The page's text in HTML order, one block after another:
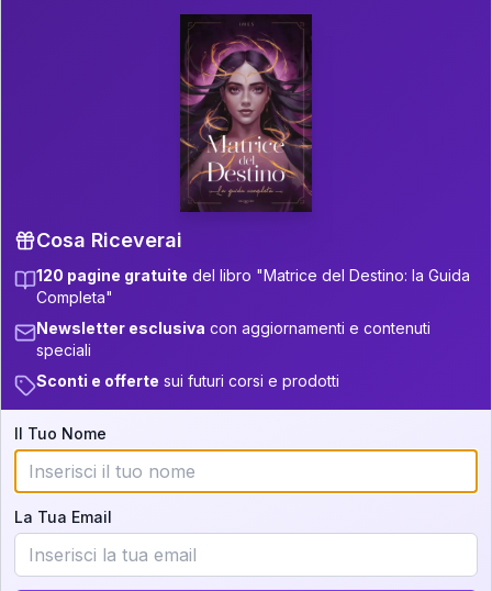
Il libro è in fase di scrittura. Iscriviti alla newsletter
per ricevere aggiornamenti!
P.S. Interpretazione parziale
gratuita
Scorri più in basso per vedere
un'interpretazione parziale gratuita della tua
Iscriviti alla newsletter per ricevere
aggiornamenti quando sarà disponibile.
Cosa scoprirete nella vostra
interpretazione:
💕 Come rafforzare la vostra unione
Cosa Riceverai
120 pagine gratuite del libro "Matrice del Destino: la Guida
Completa"
Newsletter esclusiva con aggiornamenti e contenuti
speciali
Sconti e offerte sui futuri corsi e prodotti
Il Tuo Nome
La Tua Email